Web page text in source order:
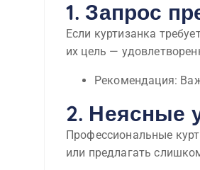
1. Запрос
Если куртизанка
их цель —
Рекомендация:
2. Неясные
Профессиональные
или предлагать